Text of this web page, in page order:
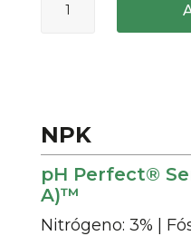
Perfect®
NPK
pH Perfect®
A)™
Nitrógeno: 3% |